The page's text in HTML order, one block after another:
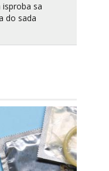
sa
do sada